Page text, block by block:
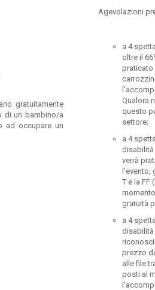
gratuitamente
di un bambino/a
ad occupare un
Agevolazioni
a 4
oltre il
praticato
Qualora
questo
settore;
a 4
disabilità
verrà
l’evento,
T e la FF
gratuità
a 4
disabilità
prezzo
alle file
posti al